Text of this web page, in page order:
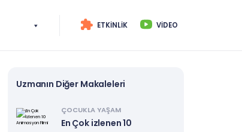
ETKINLIK VIDEO
Uzmanın Diğer Makaleleri
ÇOCUKLA YAŞAM
En Çok izlenen 10